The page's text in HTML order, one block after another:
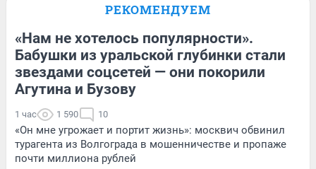
РЕКОМЕНДУЕМ
«Нам не хотелось популярности».
Бабушки из уральской глубинки стали
звездами соцсетей — они покорили
Агутина и Бузову
1 час 1 590 10
«Он мне угрожает и портит жизнь»: москвич обвинил
турагента из Волгограда в мошенничестве и пропаже
почти миллиона рублей